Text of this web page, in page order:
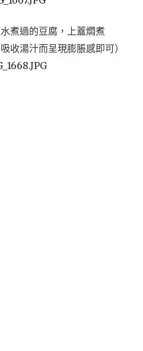
煮過的豆腐，上蓋燜煮
收湯汁而呈現膨脹感即可）